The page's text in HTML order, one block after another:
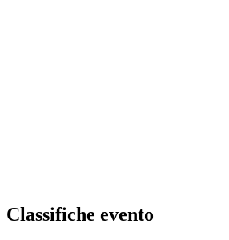
Classifiche evento